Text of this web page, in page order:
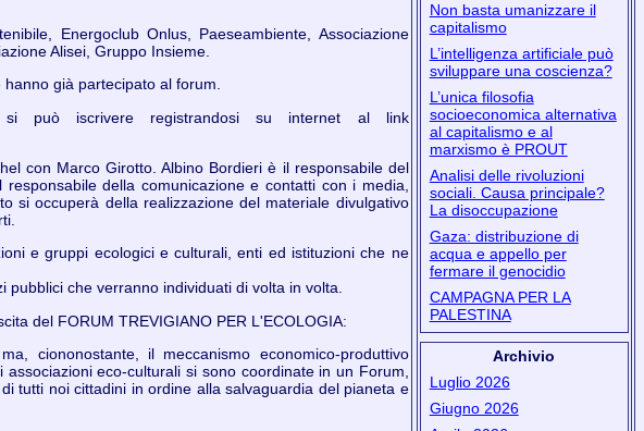
Energoclub Onlus, Paeseambiente, Associazione
Alisei, Gruppo Insieme.
già partecipato al forum.
iscrivere registrandosi su internet al link
con Marco Girotto. Albino Bordieri è il responsabile del
della comunicazione e contatti con i media,
si occuperà della realizzazione del materiale divulgativo
e gruppi ecologici e culturali, enti ed istituzioni che ne
che verranno individuati di volta in volta.
del FORUM TREVIGIANO PER L'ECOLOGIA:
ciononostante, il meccanismo economico-produttivo
eco-culturali si sono coordinate in un Forum,
tutti noi cittadini in ordine alla salvaguardia del pianeta e
Non basta umanizzare il
capitalismo
L’intelligenza artificiale può
sviluppare una coscienza?
L’unica filosofia
socioeconomica alternativa
al capitalismo e al
marxismo è PROUT
Analisi delle rivoluzioni
sociali. Causa principale?
La disoccupazione
Gaza: distribuzione di
acqua e appello per
fermare il genocidio
CAMPAGNA PER LA
PALESTINA
Archivio
Luglio 2026
Giugno 2026